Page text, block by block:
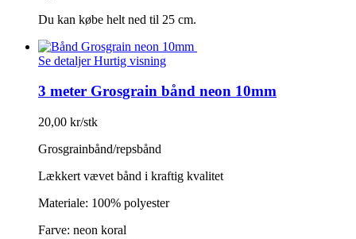
Du kan købe helt ned til 25 cm.
Se detaljerHurtig visning
3 meter Grosgrain bånd neon 10mm
20,00 kr/stk
Grosgrainbånd/repsbånd
Lækkert vævet bånd i kraftig kvalitet
Materiale: 100% polyester
Farve: neon koral